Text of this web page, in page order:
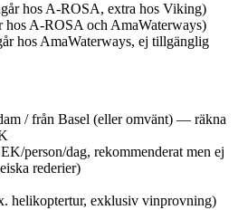
hos A-ROSA, extra hos Viking)
A-ROSA och AmaWaterways)
hos AmaWaterways, ej tillgänglig
/ från Basel (eller omvänt) — räkna
person/dag, rekommenderat men ej
rederier)
helikoptertur, exklusiv vinprovning)